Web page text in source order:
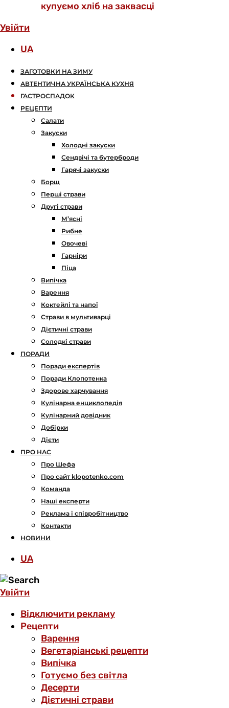
купуємо хліб на заквасці
Увійти
UA
ЗАГОТОВКИ НА ЗИМУ
АВТЕНТИЧНА УКРАЇНСЬКА КУХНЯ
ГАСТРОСПАДОК
РЕЦЕПТИ
Салати
Закуски
Холодні закуски
Сендвічі та бутерброди
Гарячі закуски
Борщ
Перші страви
Другі страви
М’ясні
Рибне
Овочеві
Гарніри
Піца
Випічка
Варення
Коктейлі та напої
Страви в мультиварці
Дієтичні страви
Солодкі страви
ПОРАДИ
Поради експертів
Поради Клопотенка
Здорове харчування
Кулінарна енциклопедія
Кулінарний довідник
Добірки
Дієти
ПРО НАС
Про Шефа
Про сайт klopotenko.com
Команда
Наші експерти
Реклама і співробітництво
Контакти
НОВИНИ
UA
Увійти
Відключити рекламу
Рецепти
Варення
Вегетаріанські рецепти
Випічка
Готуємо без світла
Десерти
Дієтичні страви